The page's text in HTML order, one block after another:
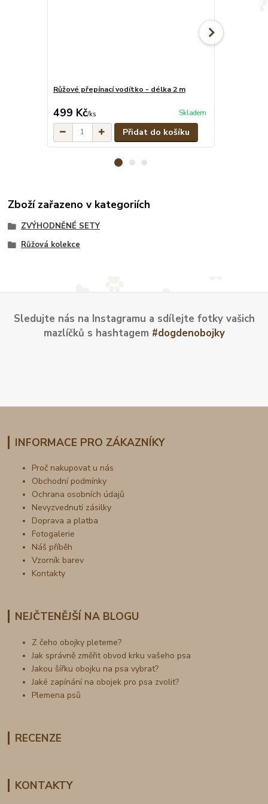
Růžové přepínací vodítko - délka 2 m
499 Kč/ks Skladem
Přidat do košíku
Zboží zařazeno v kategoriích
ZVÝHODNĚNÉ SETY
Růžová kolekce
Sledujte nás na Instagramu a sdílejte fotky vašich
mazlíčků s hashtagem #dogdenobojky
INFORMACE PRO ZÁKAZNÍKY
Proč nakupovat u nás
Obchodní podmínky
Ochrana osobních údajů
Nevyzvednutí zásilky
Doprava a platba
Fotogalerie
Náš příběh
Vzorník barev
Kontakty
NEJČTENĚJŠÍ NA BLOGU
Z čeho obojky pleteme?
Jak správně změřit obvod krku vašeho psa
Jakou šířku obojku na psa vybrat?
Jaké zapínání na obojek pro psa zvolit?
Plemena psů
RECENZE
KONTAKTY